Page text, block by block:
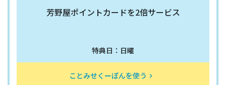
芳野屋ポイントカードを2倍サービス
特典日：日曜
ことみせくーぽんを使う keyboard_arrow_right